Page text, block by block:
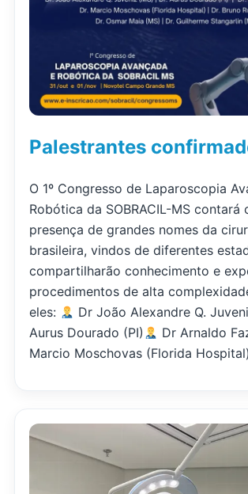
Palestrantes
O 1º Congresso de Laparoscopia
Robótica da SOBRACIL-MS contará
presença de grandes nomes da
brasileira, vindos de diferentes
compartilharão conhecimento e
procedimentos de alta
eles:
Dr João Alexandre Q.
Aurus Dourado (PI)
Dr Arnaldo
Marcio Moschovas (Florida Hospital)